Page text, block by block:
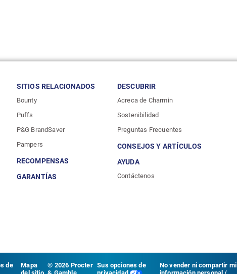
SITIOS RELACIONADOS
Bounty
Puffs
P&G BrandSaver
Pampers
RECOMPENSAS
GARANTÍAS
DESCUBRIR
Acreca de Charmin
Sostenibilidad
Preguntas Frecuentes
CONSEJOS Y ARTÍCULOS
AYUDA
Contáctenos
de
Mapa
© 2026 Procter Sus opciones de
No vender ni compartir mi